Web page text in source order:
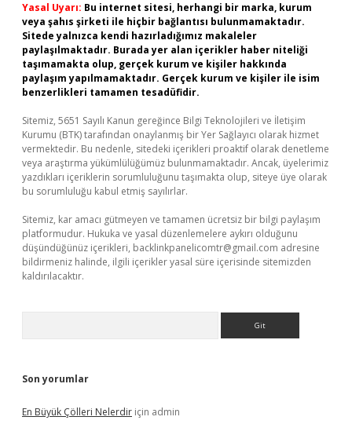
Yasal Uyarı: Bu internet sitesi, herhangi bir marka, kurum
veya şahıs şirketi ile hiçbir bağlantısı bulunmamaktadır.
Sitede yalnızca kendi hazırladığımız makaleler
paylaşılmaktadır. Burada yer alan içerikler haber niteliği
taşımamakta olup, gerçek kurum ve kişiler hakkında
paylaşım yapılmamaktadır. Gerçek kurum ve kişiler ile isim
benzerlikleri tamamen tesadüfidir.
Sitemiz, 5651 Sayılı Kanun gereğince Bilgi Teknolojileri ve İletişim
Kurumu (BTK) tarafından onaylanmış bir Yer Sağlayıcı olarak hizmet
vermektedir. Bu nedenle, sitedeki içerikleri proaktif olarak denetleme
veya araştırma yükümlülüğümüz bulunmamaktadır. Ancak, üyelerimiz
yazdıkları içeriklerin sorumluluğunu taşımakta olup, siteye üye olarak
bu sorumluluğu kabul etmiş sayılırlar.
Sitemiz, kar amacı gütmeyen ve tamamen ücretsiz bir bilgi paylaşım
platformudur. Hukuka ve yasal düzenlemelere aykırı olduğunu
düşündüğünüz içerikleri, backlinkpanelicomtr@gmail.com adresine
bildirmeniz halinde, ilgili içerikler yasal süre içerisinde sitemizden
kaldırılacaktır.
Son yorumlar
En Büyük Çölleri Nelerdir için admin